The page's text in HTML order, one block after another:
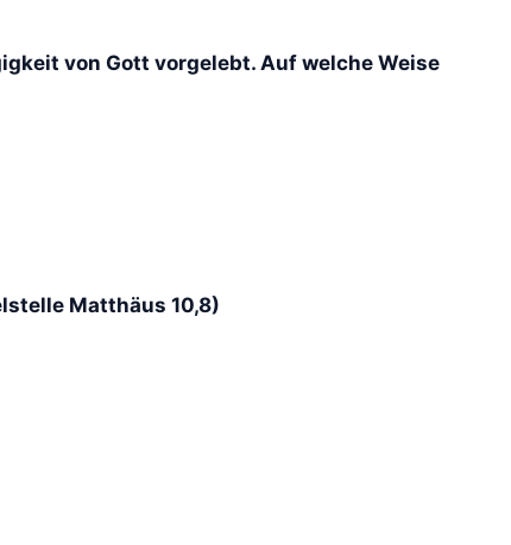
von Gott vorgelebt. Auf welche Weise
Matthäus 10,8)